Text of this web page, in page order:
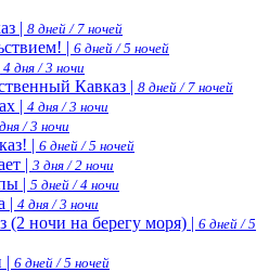
| 8 дней / 7 ночей
| 6 дней / 5 ночей
4 дня / 3 ночи
Кавказ | 8 дней / 7 ночей
| 4 дня / 3 ночи
/ 3 ночи
| 6 дней / 5 ночей
| 3 дня / 2 ночи
| 5 дней / 4 ночи
| 4 дня / 3 ночи
ночи на берегу моря) | 6 дней / 5
| 6 дней / 5 ночей